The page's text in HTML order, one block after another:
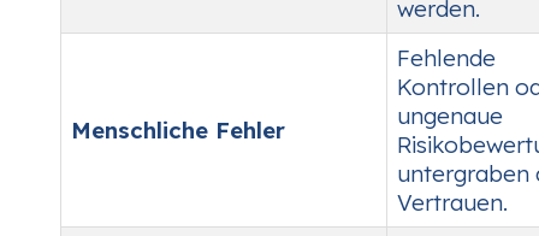
werden.
Menschliche Fehler
Fehlende
Kontrollen
ungenaue
untergraben
Vertrauen.